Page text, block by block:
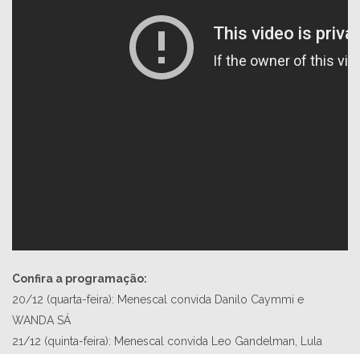
Confira a programação:
20/12 (quarta-feira): Menescal convida Danilo Caymmi e
WANDA SÁ
21/12 (quinta-feira): Menescal convida Leo Gandelman, Lula